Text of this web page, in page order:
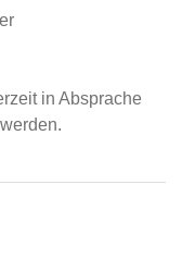
in Absprache